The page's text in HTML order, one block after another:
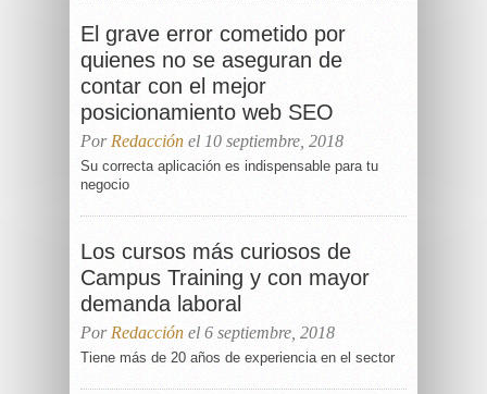
El grave error cometido por
quienes no se aseguran de
contar con el mejor
posicionamiento web SEO
Por Redacción el 10 septiembre, 2018
Su correcta aplicación es indispensable para tu
negocio
Los cursos más curiosos de
Campus Training y con mayor
demanda laboral
Por Redacción el 6 septiembre, 2018
Tiene más de 20 años de experiencia en el sector